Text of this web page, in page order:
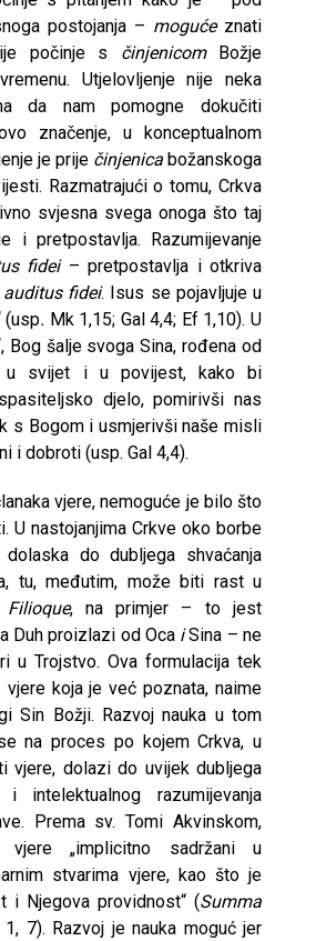
postojanja – mogućeznati
počinje s činjenicomBožje
Utjelovljenje nije neka
da nam pomogne dokučiti
značenje, u konceptualnom
je prije činjenica božanskoga
Razmatrajući o tomu, Crkva
svjesna svega onoga što taj
i pretpostavlja. Razumijevanje
fidei– pretpostavlja i otkriva
auditus fidei. Isus se pojavljuje u
(usp. Mk 1,15; Gal 4,4; Ef 1,10). U
Bog šalje svoga Sina, rođena od
u svijet i u povijest, kako bi
djelo, pomirivši nas
s Bogom i usmjerivši naše misli
i dobroti (usp. Gal 4,4).
vjere, nemoguće je bilo što
U nastojanjima Crkve oko borbe
do dubljega shvaćanja
tu, međutim, može biti rast u
Filioque, na primjer – to jest
Duh proizlazi od Oca iSina – ne
u Trojstvo. Ova formulacija tek
koja je već poznata, naime
Sin Božji. Razvoj nauka u tom
na proces po kojem Crkva, u
vjere, dolazi do uvijek dubljega
i intelektualnog razumijevanja
Prema sv. Tomi Akvinskom,
„implicitno sadržani u
stvarima vjere, kao što je
i Njegova providnost“ (Summa
7). Razvoj je nauka moguć jer